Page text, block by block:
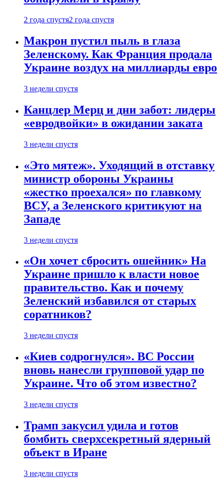
2 года спустя2 года спустя
Макрон пустил пыль в глаза
Зеленскому. Как Франция продала
Украине воздух на миллиарды евро
3 недели спустя
Канцлер Мерц и дни забот: лидеры
«евродвойки» в ожидании заката
3 недели спустя
«Это мятеж». Уходящий в отставку
министр обороны Украины
«жестко проехался» по главкому
ВСУ, а Зеленского критикуют на
Западе
3 недели спустя
«Он хочет сбросить ошейник» На
Украине пришло к власти новое
правительство. Как и почему
Зеленский избавился от старых
соратников?
3 недели спустя
«Киев содрогнулся». ВС России
вновь нанесли групповой удар по
Украине. Что об этом известно?
3 недели спустя
Трамп закусил удила и готов
бомбить сверхсекретный ядерный
объект в Иране
3 недели спустя